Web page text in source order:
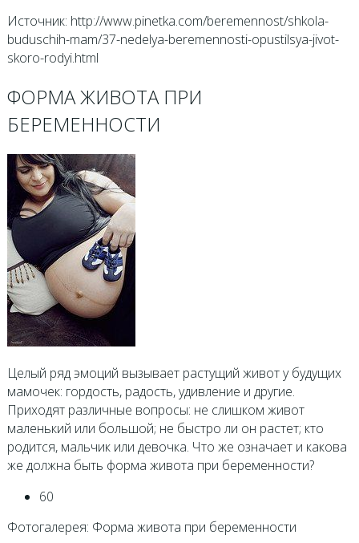
Источник: http://www.pinetka.com/beremennost/shkola-
buduschih-mam/37-nedelya-beremennosti-opustilsya-jivot-
skoro-rodyi.html
ФОРМА ЖИВОТА ПРИ
БЕРЕМЕННОСТИ
Целый ряд эмоций вызывает растущий живот у будущих
мамочек: гордость, радость, удивление и другие.
Приходят различные вопросы: не слишком живот
маленький или большой; не быстро ли он растет; кто
родится, мальчик или девочка. Что же означает и какова
же должна быть форма живота при беременности?
60
Фотогалерея: Форма живота при беременности